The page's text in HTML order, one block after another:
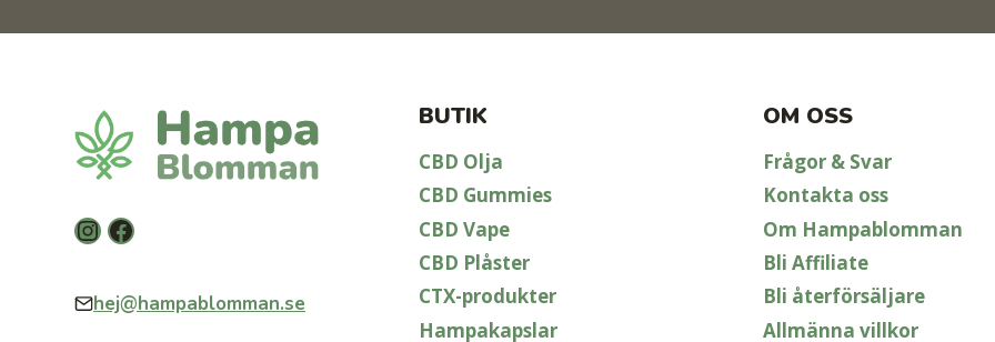
Instagram
Facebook
hej@hampablomman.se
BUTIK
CBD Olja
CBD Gummies
CBD Vape
CBD Plåster
CTX-produkter
Hampakapslar
OM OSS
Frågor & Svar
Kontakta oss
Om Hampablomman
Bli Affiliate
Bli återförsäljare
Allmänna villkor